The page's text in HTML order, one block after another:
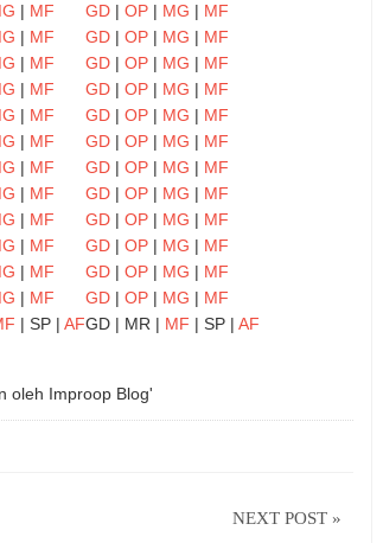
| MF GD | OP | MG | MF
| MF GD | OP | MG | MF
| MF GD | OP | MG | MF
| MF GD | OP | MG | MF
| MF GD | OP | MG | MF
| MF GD | OP | MG | MF
| MF GD | OP | MG | MF
| MF GD | OP | MG | MF
| MF GD | OP | MG | MF
| MF GD | OP | MG | MF
| MF GD | OP | MG | MF
| MF GD | OP | MG | MF
| SP | AFGD | MR | MF | SP | AF
oleh Improop Blog'
NEXT POST »